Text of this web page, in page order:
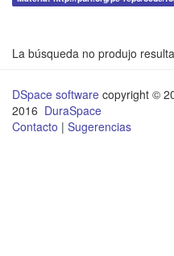
La búsqueda no produjo
DSpace software copyright ©
2016 DuraSpace
Contacto | Sugerencias